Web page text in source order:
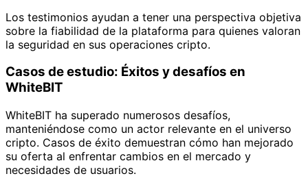
Los testimonios ayudan a tener una perspectiva objetiva
sobre la fiabilidad de la plataforma para quienes valoran
la seguridad en sus operaciones cripto.
Casos de estudio: Éxitos y desafíos en
WhiteBIT
WhiteBIT ha superado numerosos desafíos,
manteniéndose como un actor relevante en el universo
cripto. Casos de éxito demuestran cómo han mejorado
su oferta al enfrentar cambios en el mercado y
necesidades de usuarios.